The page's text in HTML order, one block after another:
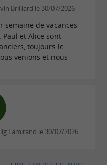
Brilliard le 30/07/2026
semaine de vacances
et Alice sont
toujours le
venions et nous
Lamirand le 30/07/2026